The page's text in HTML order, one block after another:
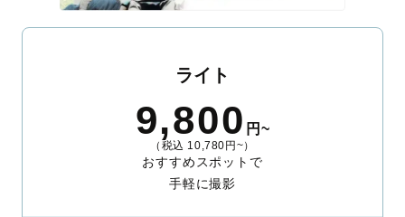
に。きっと「こんな写真を撮ってほしかった！」と思える一枚に
出会えます。まずは、ラブグラフの
ライト
9,800 円~
（税込 10,780円~）
おすすめスポットで
手軽に撮影